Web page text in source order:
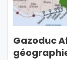
Gazoduc